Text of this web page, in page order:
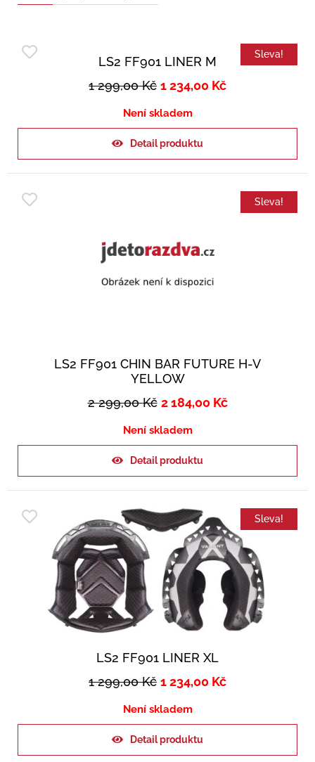
Sleva!
LS2 FF901 LINER M
1 299,00Kč 1 234,00 Kč
Není skladem
Detail produktu
Sleva!
LS2 FF901 CHIN BAR FUTURE H-V
YELLOW
2 299,00Kč 2 184,00 Kč
Není skladem
Detail produktu
Sleva!
LS2 FF901 LINER XL
1 299,00Kč 1 234,00 Kč
Není skladem
Detail produktu